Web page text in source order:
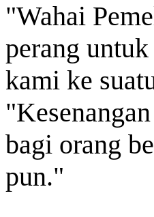
"Wahai
perang untuk
kami ke
bagi orang
pun."